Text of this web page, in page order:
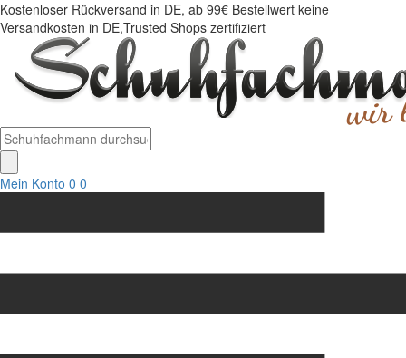
Kostenloser Rückversand in DE, ab 99€ Bestellwert keine
Versandkosten in DE,Trusted Shops zertifiziert
Mein Konto 0 0